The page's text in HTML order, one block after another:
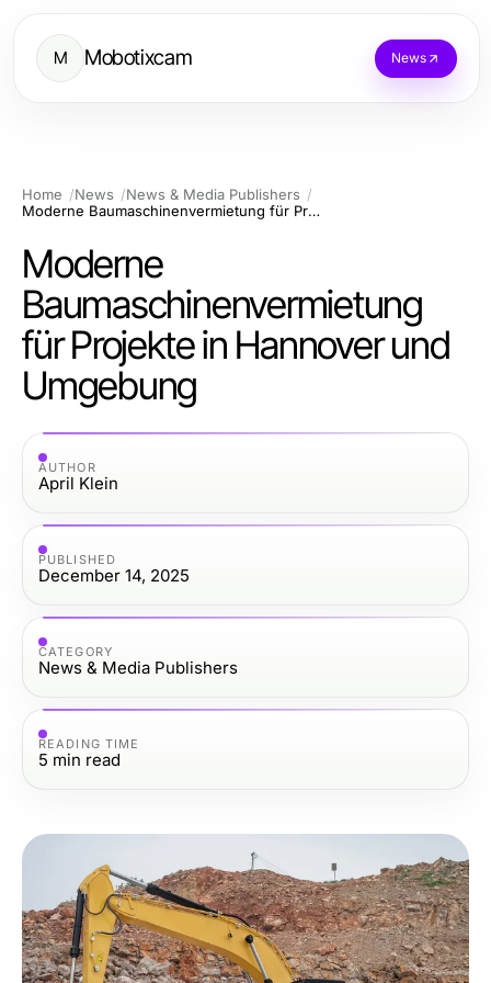
M Mobotixcam News
Home News
News & Media Publishers
Moderne Baumaschinenvermietung für Projekte in Hannover und Umgebung
Moderne
Baumaschinenvermietung
für Projekte in Hannover und
Umgebung
AUTHOR
April Klein
PUBLISHED
December 14, 2025
CATEGORY
News & Media Publishers
READING TIME
5 min read